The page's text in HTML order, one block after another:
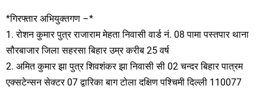
*गिरफ्तार अभियुक्तगण –*
1. रोशन कुमार पुत्र राजाराम मेहता निवासी वार्ड नं. 08 पामा पस्तपार थाना
सौरबाजार जिला सहरसा बिहार उम्र करीब 25 वर्ष
2. अमित कुमार झा पुत्र शिवशंकर झा निवासी सी 02 चन्दर बिहार पात्रम
एक्सटेन्सन सेक्टर 07 द्वारिका बाग टोला दक्षिण पश्चिमी दिल्ली 110077